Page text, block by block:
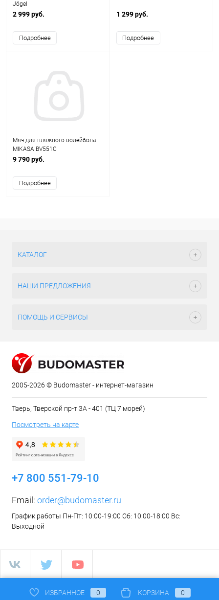
Jögel
2 999 руб.
Подробнее
1 299 руб.
Подробнее
Мяч для пляжного волейбола
MIKASA BV551C
9 790 руб.
Подробнее
КАТАЛОГ
НАШИ ПРЕДЛОЖЕНИЯ
ПОМОЩЬ И СЕРВИСЫ
2005-2026 © Budomaster - интернет-магазин
Тверь, Тверской пр-т 3А - 401 (ТЦ 7 морей)
Посмотреть на карте
+7 800 551-79-10
Email: order@budomaster.ru
График работы Пн-Пт: 10:00-19:00 Сб: 10:00-18:00 Вс:
Выходной
ИЗБРАННОЕ 0 КОРЗИНА 0